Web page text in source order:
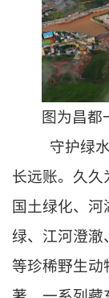
图为昌都
守护绿
长远账。久久
国土绿化、
绿、江河澄澈
等珍稀野生动